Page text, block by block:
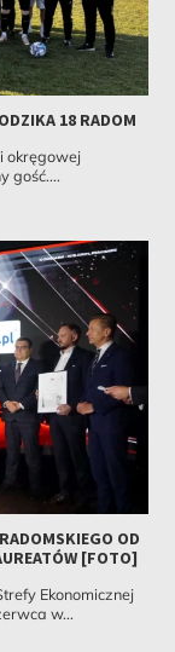
18 RADOM
okręgowej
gość....
OD
[FOTO]
Ekonomicznej
w...